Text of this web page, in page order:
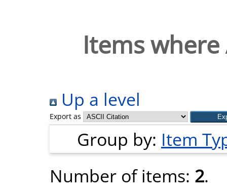
Items
Up a level
Export as
Group by: Item
Number of items: 2.